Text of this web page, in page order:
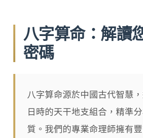
八字算命：解讀
密碼
八字算命源於中國古代智慧
日時的天干地支組合，精準
質。我們的專業命理師擁有